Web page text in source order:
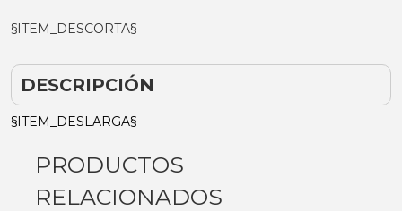
§ITEM_DESCORTA§
DESCRIPCIÓN
§ITEM_DESLARGA§
PRODUCTOS
RELACIONADOS